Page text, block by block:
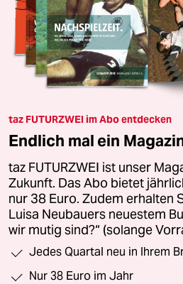
taz FUTURZWEI im Abo entdecken
Endlich mal ein
taz FUTURZWEI ist unser
Zukunft. Das Abo bietet
nur 38 Euro. Zudem erhalten
Luisa Neubauers neuestem
wir mutig sind?“ (solange
Jedes Quartal neu in Ihrem
Nur 38 Euro im Jahr